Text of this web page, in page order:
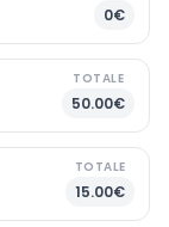
0€
TOTALE
50.00€
TOTALE
15.00€